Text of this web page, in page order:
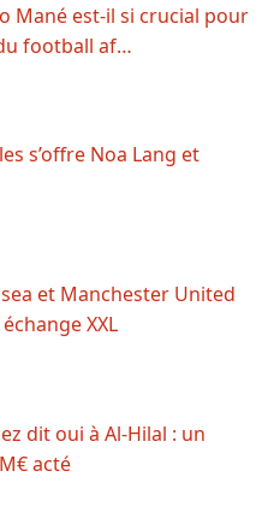
Mané est-il si crucial pour
football af…
s’offre Noa Lang et
et Manchester United
XXL
dit oui à Al-Hilal : un
acté